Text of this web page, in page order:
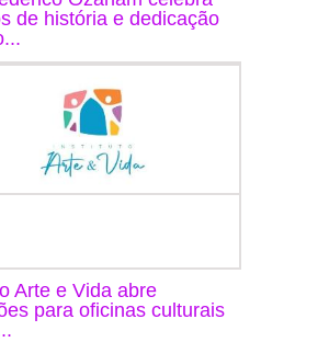
de história e dedicação
Arte e Vida abre
para oficinas culturais